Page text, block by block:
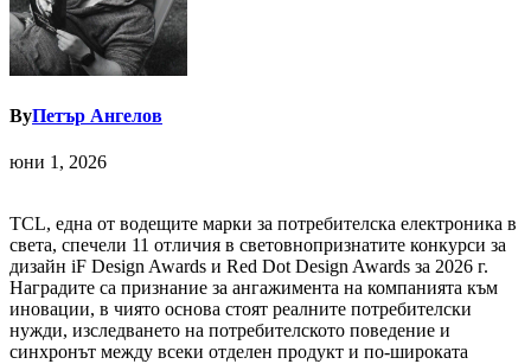
ByПетър Ангелов
юни 1, 2026
TCL, една от водещите марки за потребителска електроника в
света, спечели 11 отличия в световнопризнатите конкурси за
дизайн iF Design Awards и Red Dot Design Awards за 2026 г.
Наградите са признание за ангажимента на компанията към
иновации, в чиято основа стоят реалните потребителски
нужди, изследването на потребителското поведение и
синхронът между всеки отделен продукт и по-широката